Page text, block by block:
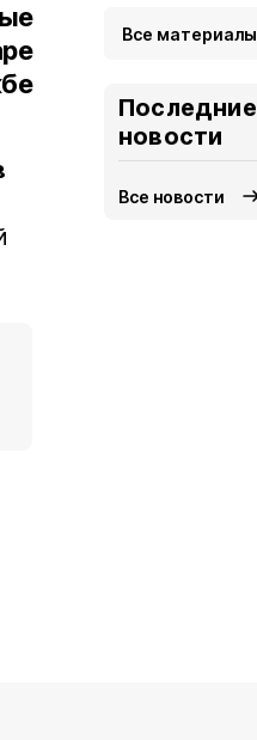
Все материалы
Последние
новости
Все новости